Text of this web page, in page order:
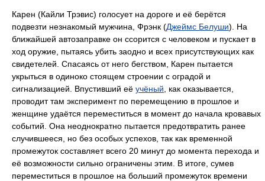
Карен (Кайли Трэвис) голосует на дороге и её берётся
подвезти незнакомый мужчина, Фрэнк (Джеймс Белуши). На
ближайшей автозаправке он ссорится с человеком и пускает в
ход оружие, пытаясь убить заодно и всех присутствующих как
свидетелей. Спасаясь от него бегством, Карен пытается
укрыться в одиноко стоящем строении с оградой и
сигнализацией. Впустивший её учёный , как оказывается,
проводит там эксперимент по перемещению в прошлое и
женщине удаётся переместиться в момент до начала кровавых
событий. Она неоднократно пытается предотвратить ранее
случившееся, но без особых успехов, так как временной
промежуток составляет всего 20 минут до момента перехода и
её возможности сильно ограничены этим. В итоге, сумев
переместиться в прошлое на больший промежуток времени